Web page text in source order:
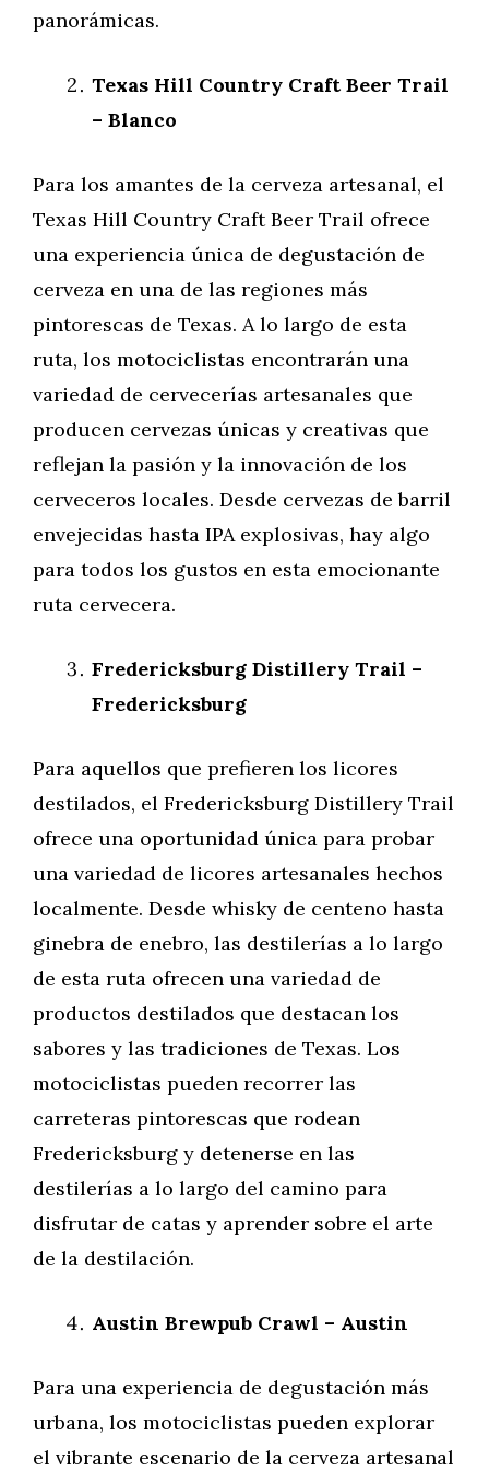
panorámicas.
Texas Hill Country Craft Beer Trail
– Blanco
Para los amantes de la cerveza artesanal, el
Texas Hill Country Craft Beer Trail ofrece
una experiencia única de degustación de
cerveza en una de las regiones más
pintorescas de Texas. A lo largo de esta
ruta, los motociclistas encontrarán una
variedad de cervecerías artesanales que
producen cervezas únicas y creativas que
reflejan la pasión y la innovación de los
cerveceros locales. Desde cervezas de barril
envejecidas hasta IPA explosivas, hay algo
para todos los gustos en esta emocionante
ruta cervecera.
Fredericksburg Distillery Trail –
Fredericksburg
Para aquellos que prefieren los licores
destilados, el Fredericksburg Distillery Trail
ofrece una oportunidad única para probar
una variedad de licores artesanales hechos
localmente. Desde whisky de centeno hasta
ginebra de enebro, las destilerías a lo largo
de esta ruta ofrecen una variedad de
productos destilados que destacan los
sabores y las tradiciones de Texas. Los
motociclistas pueden recorrer las
carreteras pintorescas que rodean
Fredericksburg y detenerse en las
destilerías a lo largo del camino para
disfrutar de catas y aprender sobre el arte
de la destilación.
Austin Brewpub Crawl – Austin
Para una experiencia de degustación más
urbana, los motociclistas pueden explorar
el vibrante escenario de la cerveza artesanal